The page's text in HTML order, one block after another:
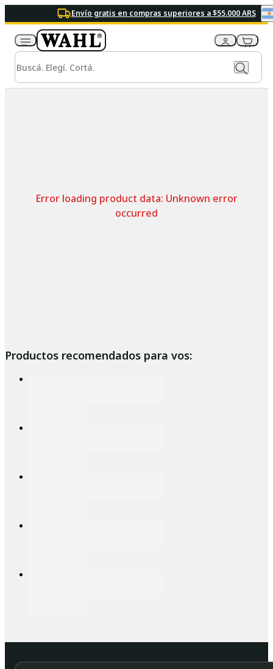
Envío gratis en compras superiores a $55.000 ARS
Error loading product data: Unknown error
occurred
Productos recomendados para vos: